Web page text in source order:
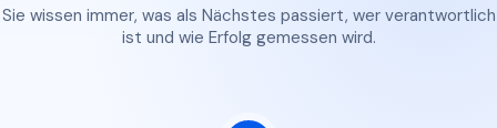
Sie wissen immer, was als Nächstes passiert, wer verantwortlich
ist und wie Erfolg gemessen wird.